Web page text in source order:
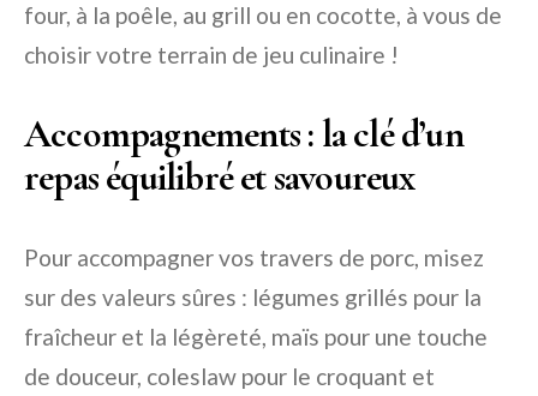
four, à la poêle, au grill ou en cocotte, à vous de
choisir votre terrain de jeu culinaire !
Accompagnements : la clé d’un
repas équilibré et savoureux
Pour accompagner vos travers de porc, misez
sur des valeurs sûres : légumes grillés pour la
fraîcheur et la légèreté, maïs pour une touche
de douceur, coleslaw pour le croquant et